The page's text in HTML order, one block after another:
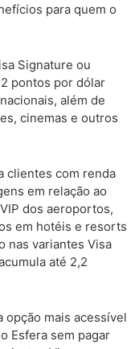
para quem o
Signature ou
pontos por dólar
além de
cinemas e outros
clientes com renda
em relação ao
dos aeroportos,
em hotéis e resorts
nas variantes Visa
até 2,2
opção mais acessível
Esfera sem pagar